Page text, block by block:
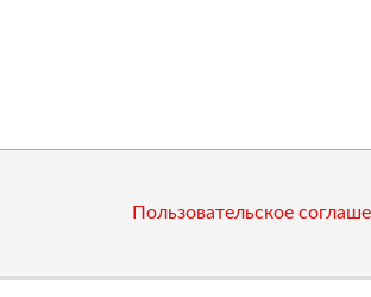
Пользовательское